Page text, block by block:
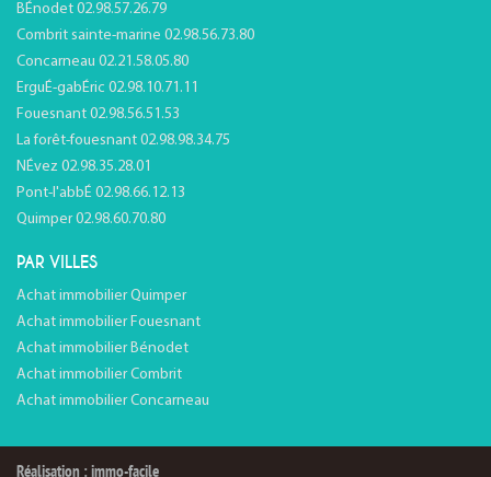
BÉnodet 02.98.57.26.79
Combrit sainte-marine 02.98.56.73.80
Concarneau 02.21.58.05.80
ErguÉ-gabÉric 02.98.10.71.11
Fouesnant 02.98.56.51.53
La forêt-fouesnant 02.98.98.34.75
NÉvez 02.98.35.28.01
Pont-l'abbÉ 02.98.66.12.13
Quimper 02.98.60.70.80
PAR VILLES
Achat immobilier Quimper
Achat immobilier Fouesnant
Achat immobilier Bénodet
Achat immobilier Combrit
Achat immobilier Concarneau